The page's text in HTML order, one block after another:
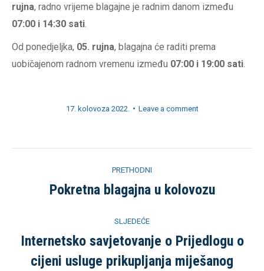
rujna, radno vrijeme blagajne je radnim danom između
07:00 i 14:30 sati
Od ponedjeljka, 05. rujna, blagajna će raditi prema
uobičajenom radnom vremenu između 07:00 i 19:00 sati
17. kolovoza 2022. Leave a comment
navigation
PRETHODNI
Previous
Pokretna blagajna u kolovozu
SLJEDEĆE
Sljedeća
Internetsko savjetovanje o Prijedlogu o
cijeni usluge prikupljanja miješanog